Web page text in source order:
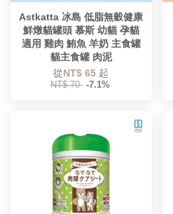
Astkatta 冰島 低脂無穀健康
鮮燉貓罐頭 慕斯 幼貓 孕貓
適用 雞肉 鮪魚 羊奶 主食罐
貓主食罐 肉泥
從NT$ 65 起
NT$ 70 -7.1%